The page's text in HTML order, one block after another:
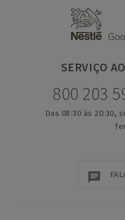
SERVIÇO
800 203
Das 08:30 às 20:30,